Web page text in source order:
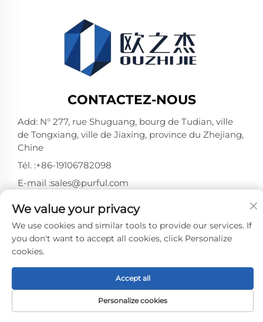
CONTACTEZ-NOUS
Add: N° 277, rue Shuguang, bourg de Tudian, ville
de Tongxiang, ville de Jiaxing, province du Zhejiang,
Chine
Tél. :+86-19106782098
E-mail :sales@purful.com
Droits d'auteur © Jiaxing Pufeier Building Materials
Technology Co.,Ltd. Tous droits réservés -Politique de
We value your privacy
We use cookies and similar tools to provide our services. If
you don't want to accept all cookies, click Personalize
cookies.
Personalize cookies
Accept all